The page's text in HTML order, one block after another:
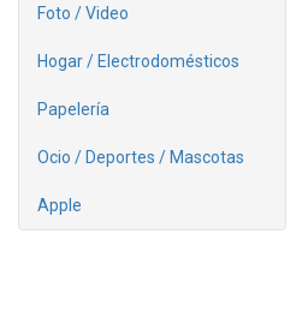
Foto / Video
Hogar / Electrodomésticos
Papelería
Ocio / Deportes / Mascotas
Apple